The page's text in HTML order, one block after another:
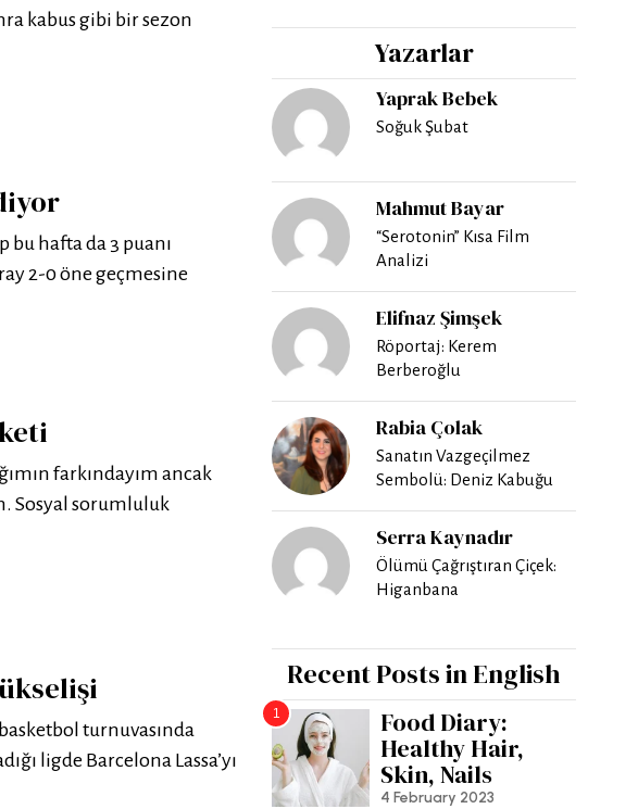
kabus gibi bir sezon
bu hafta da 3 puanı
2-0 öne geçmesine
farkındayım ancak
Sosyal sorumluluk
turnuvasında
ligde Barcelona Lassa’yı
Yazarlar
Yaprak Bebek
Soğuk Şubat
Mahmut Bayar
“Serotonin” Kısa Film
Analizi
Elifnaz Şimşek
Röportaj: Kerem
Berberoğlu
Rabia Çolak
Sanatın Vazgeçilmez
Sembolü: Deniz Kabuğu
Serra Kaynadır
Ölümü Çağrıştıran Çiçek:
Higanbana
Recent Posts in English
1
Food Diary:
Healthy Hair,
Skin, Nails
4 February 2023